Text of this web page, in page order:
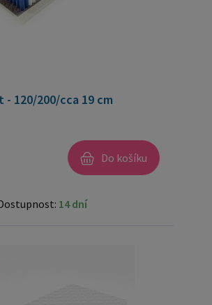
- 120/200/cca 19 cm
Do košíku
14 dní